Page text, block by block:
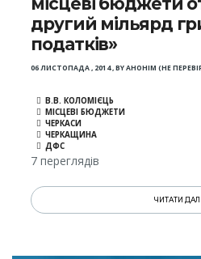
другий мільярд
податків»
06 ЛИСТОПАДА , 2014,BYАНОНІМ (НЕ
В.В. КОЛОМІЄЦЬ
МІСЦЕВІ БЮДЖЕТИ
ЧЕРКАСИ
ЧЕРКАЩИНА
ДФС
7 переглядів
ЧИТАТИ